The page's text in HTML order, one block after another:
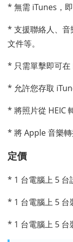
* 無需 iTunes，
* 支援聯絡人、音
文件等。
* 只需單擊即可在
* 允許您存取
* 將照片從 HEIC
* 將 Apple 音樂轉
定價
* 1 台電腦上 5 台
* 1 台電腦上 5 台
* 1 台電腦上 5 台